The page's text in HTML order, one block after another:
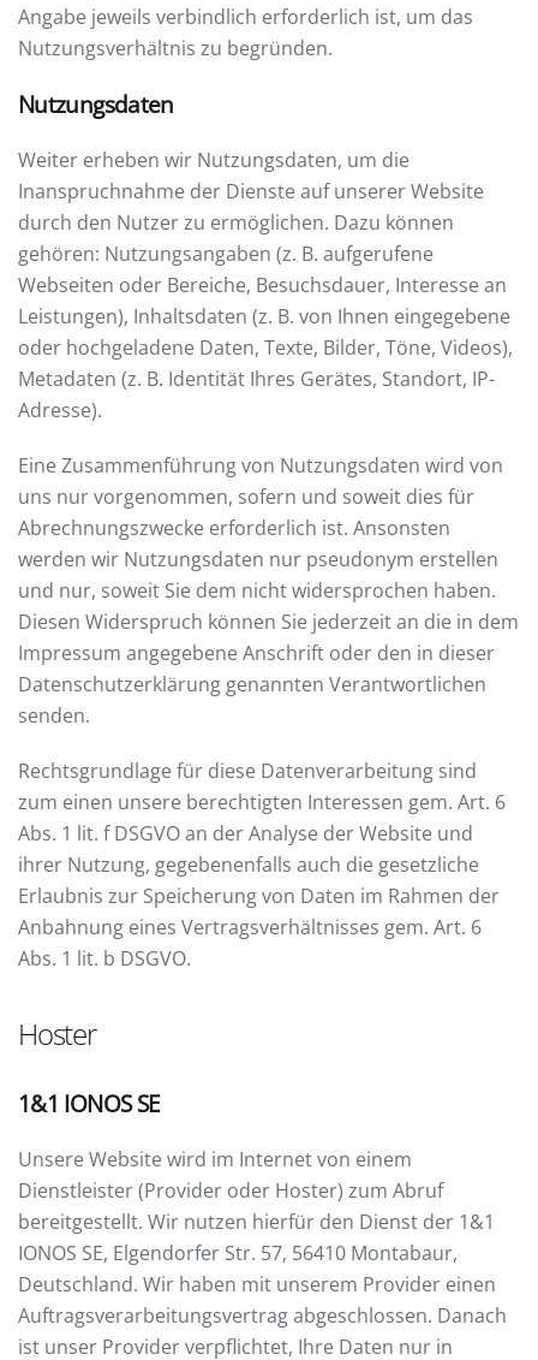
Angabe jeweils verbindlich erforderlich ist, um das
Nutzungsverhältnis zu begründen.
Nutzungsdaten
Weiter erheben wir Nutzungsdaten, um die
Inanspruchnahme der Dienste auf unserer Website
durch den Nutzer zu ermöglichen. Dazu können
gehören: Nutzungsangaben (z. B. aufgerufene
Webseiten oder Bereiche, Besuchsdauer, Interesse an
Leistungen), Inhaltsdaten (z. B. von Ihnen eingegebene
oder hochgeladene Daten, Texte, Bilder, Töne, Videos),
Metadaten (z. B. Identität Ihres Gerätes, Standort, IP-
Adresse).
Eine Zusammenführung von Nutzungsdaten wird von
uns nur vorgenommen, sofern und soweit dies für
Abrechnungszwecke erforderlich ist. Ansonsten
werden wir Nutzungsdaten nur pseudonym erstellen
und nur, soweit Sie dem nicht widersprochen haben.
Diesen Widerspruch können Sie jederzeit an die in dem
Impressum angegebene Anschrift oder den in dieser
Datenschutzerklärung genannten Verantwortlichen
senden.
Rechtsgrundlage für diese Datenverarbeitung sind
zum einen unsere berechtigten Interessen gem. Art. 6
Abs. 1 lit. f DSGVO an der Analyse der Website und
ihrer Nutzung, gegebenenfalls auch die gesetzliche
Erlaubnis zur Speicherung von Daten im Rahmen der
Anbahnung eines Vertragsverhältnisses gem. Art. 6
Abs. 1 lit. b DSGVO.
Hoster
1&1 IONOS SE
Unsere Website wird im Internet von einem
Dienstleister (Provider oder Hoster) zum Abruf
bereitgestellt. Wir nutzen hierfür den Dienst der 1&1
IONOS SE, Elgendorfer Str. 57, 56410 Montabaur,
Deutschland. Wir haben mit unserem Provider einen
Auftragsverarbeitungsvertrag abgeschlossen. Danach
ist unser Provider verpflichtet, Ihre Daten nur in